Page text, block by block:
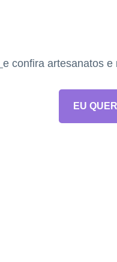
e confira artesanatos
EU